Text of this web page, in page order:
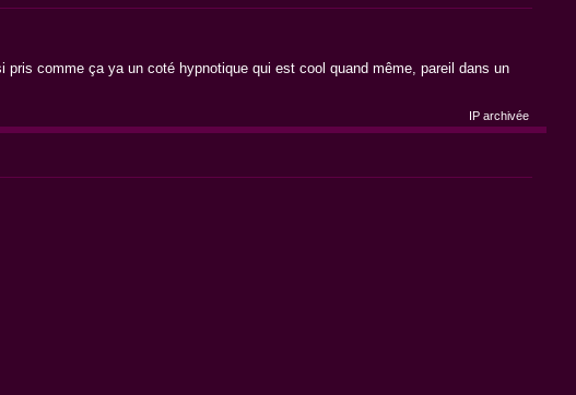
comme ça ya un coté hypnotique qui est cool quand même, pareil dans un
IP archivée